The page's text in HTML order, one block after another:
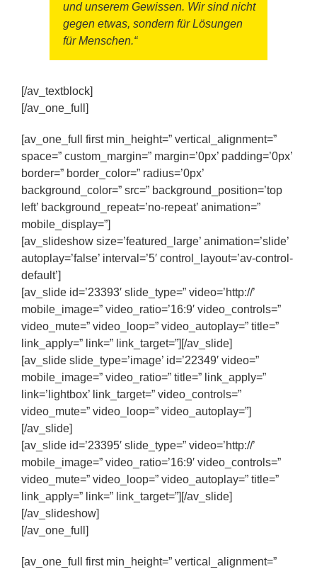
und unserem Gewissen. Wir sind nicht
gegen etwas, sondern für Lösungen
für Menschen.“
[/av_textblock]
[/av_one_full]
[av_one_full first min_height=” vertical_alignment=”
space=” custom_margin=” margin=’0px’ padding=’0px’
border=” border_color=” radius=’0px’
background_color=” src=” background_position=’top
left’ background_repeat=’no-repeat’ animation=”
mobile_display=”]
[av_slideshow size=’featured_large’ animation=’slide’
autoplay=’false’ interval=’5′ control_layout=’av-control-
default’]
[av_slide id=’23393′ slide_type=” video=’http://’
mobile_image=” video_ratio=’16:9′ video_controls=”
video_mute=” video_loop=” video_autoplay=” title=”
link_apply=” link=” link_target=”][/av_slide]
[av_slide slide_type=’image’ id=’22349′ video=”
mobile_image=” video_ratio=” title=” link_apply=”
link=’lightbox’ link_target=” video_controls=”
video_mute=” video_loop=” video_autoplay=”]
[/av_slide]
[av_slide id=’23395′ slide_type=” video=’http://’
mobile_image=” video_ratio=’16:9′ video_controls=”
video_mute=” video_loop=” video_autoplay=” title=”
link_apply=” link=” link_target=”][/av_slide]
[/av_slideshow]
[/av_one_full]
[av_one_full first min_height=” vertical_alignment=”